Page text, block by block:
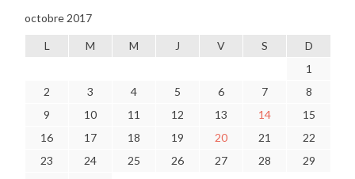
octobre 2017
L M M J V S
D
1
2
3 4 5 6 7
8
9
10 11 12 13 14
15
16
17 18 19 20 21
22
23
24 25 26 27 28
29